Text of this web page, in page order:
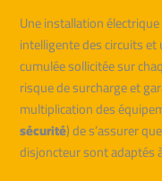
Une installation
intelligente des circuits
cumulée sollicitée sur
risque de surcharge et
multiplication des
sécurité) de s’assurer
disjoncteur sont adaptés